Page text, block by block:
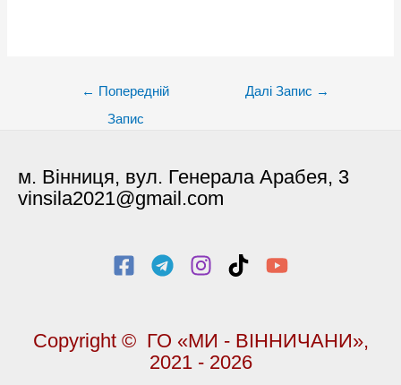
← Попередній
Запис
Далі Запис →
м. Вінниця, вул. Генерала Арабея, 3
vinsila2021@gmail.com
Copyright © ГО «МИ - ВІННИЧАНИ»,
2021 - 2026